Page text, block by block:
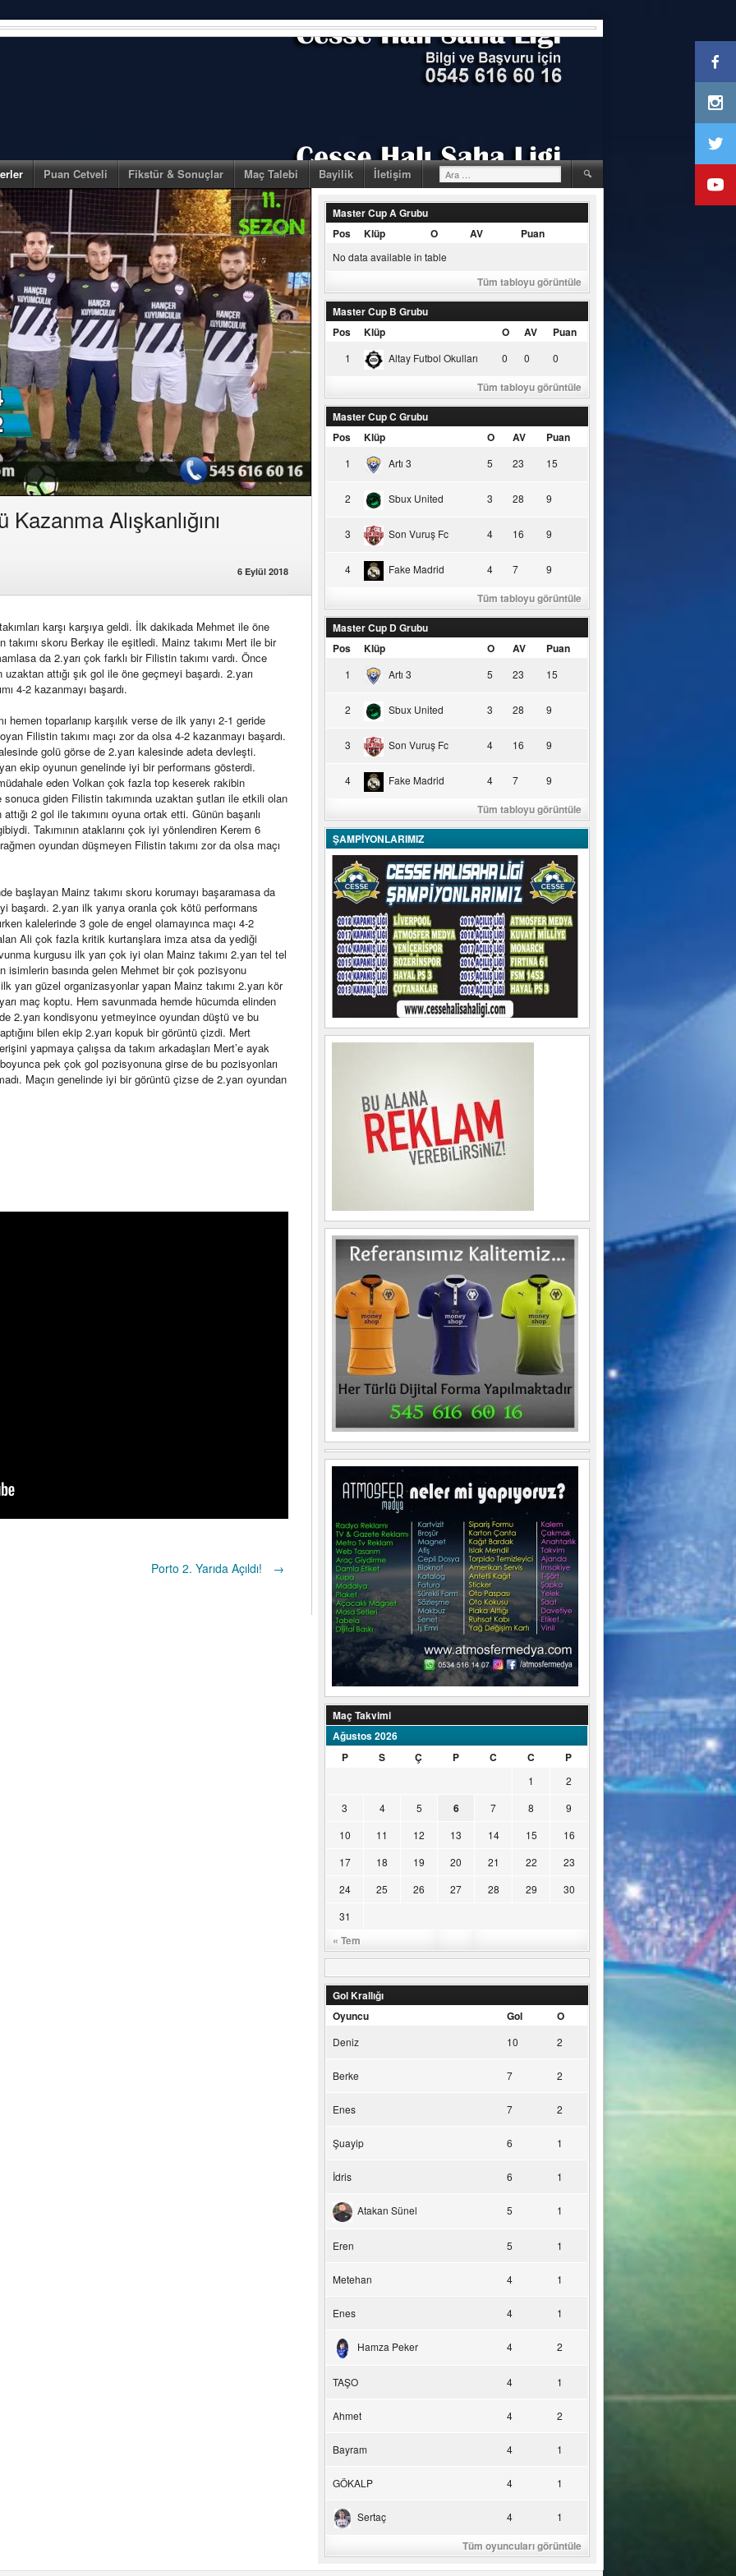
Puan Cetveli Fikstür & Sonuçlar Maç Talebi Bayilik İletişim Arama:
Alışkanlığını
6 Eylül 2018
karşı karşıya geldi. İlk dakikada Mehmet ile öne
skoru Berkay ile eşitledi. Mainz takımı Mert ile bir
da 2.yarı çok farklı bir Filistin takımı vardı. Önce
attığı şık gol ile öne geçmeyi başardı. 2.yarı
4-2 kazanmayı başardı.
toparlanıp karşılık verse de ilk yarıyı 2-1 geride
Filistin takımı maçı zor da olsa 4-2 kazanmayı başardı.
golü görse de 2.yarı kalesinde adeta devleşti.
ekip oyunun genelinde iyi bir performans gösterdi.
eden Volkan çok fazla top keserek rakibin
giden Filistin takımında uzaktan şutları ile etkili olan
2 gol ile takımını oyuna ortak etti. Günün başarılı
Takımının ataklarını çok iyi yönlendiren Kerem 6
oyundan düşmeyen Filistin takımı zor da olsa maçı
başlayan Mainz takımı skoru korumayı başaramasa da
başardı. 2.yarı ilk yarıya oranla çok kötü performans
kalelerinde 3 gole de engel olamayınca maçı 4-2
Ali çok fazla kritik kurtarışlara imza atsa da yediği
kurgusu ilk yarı çok iyi olan Mainz takımı 2.yarı tel tel
basında gelen Mehmet bir çok pozisyonu
yarı güzel organizasyonlar yapan Mainz takımı 2.yarı kör
maç koptu. Hem savunmada hemde hücumda elinden
2.yarı kondisyonu yetmeyince oyundan düştü ve bu
bilen ekip 2.yarı kopuk bir görüntü çizdi. Mert
yapmaya çalışsa da takım arkadaşları Mert’e ayak
pek çok gol pozisyonuna girse de bu pozisyonları
Maçın genelinde iyi bir görüntü çizse de 2.yarı oyundan
Porto 2. Yarıda Açıldı! →
Master Cup A Grubu
Pos
Klüp O AV Puan
No data available in table
Tüm tabloyu görüntüle
Master Cup B Grubu
Pos
Klüp O AV Puan
1 Altay Futbol Okulları 0 0 0
Tüm tabloyu görüntüle
Master Cup C Grubu
Pos
Klüp O AV Puan
1 Artı 3 5 23 15
2 Sbux United 3 28 9
3 Son Vuruş Fc 4 16 9
4 Fake Madrid 4 7 9
Tüm tabloyu görüntüle
Master Cup D Grubu
Pos
Klüp O AV Puan
1 Artı 3 5 23 15
2 Sbux United 3 28 9
3 Son Vuruş Fc 4 16 9
4 Fake Madrid 4 7 9
Tüm tabloyu görüntüle
ŞAMPİYONLARIMIZ
Maç Takvimi
Ağustos 2026
P
S Ç P C C P
« Tem
1
2
3
4 5 6 7 8
9
10
11 12 13 14 15
16
17
18 19 20 21 22
23
24
25 26 27 28 29
30
31
Gol Krallığı
Oyuncu
Gol O
Deniz 10 2
Berke 7 2
Enes 7 2
Şuayip 6 1
İdris 6 1
Atakan Sünel 5 1
Eren 5 1
Metehan 4 1
Enes 4 1
Hamza Peker 4 2
TAŞO 4 1
Ahmet 4 2
Bayram 4 1
GÖKALP 4 1
Sertaç 4 1
Tüm oyuncuları görüntüle